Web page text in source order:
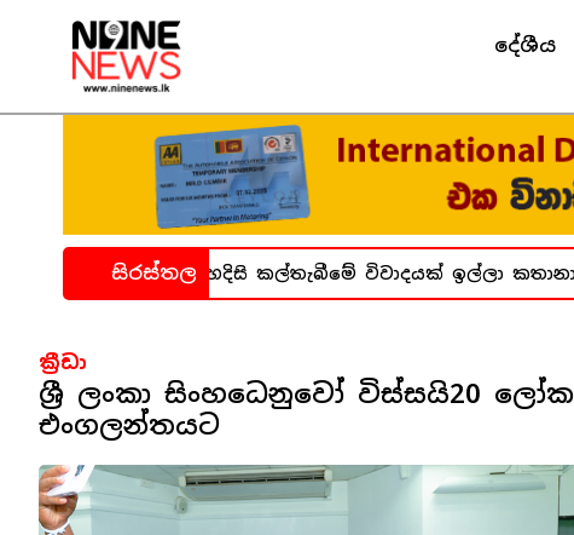
දේශීය
සිරස්තල
සිද්ධිය ගැන හදිසි කල්තැබීමේ විවාදයක් ඉල්ලා
ක්‍රීඩා
ශ්‍රී ලංකා සිංහධෙනුවෝ විස්සයි20
එංගලන්තයට